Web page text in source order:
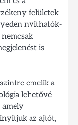
felületek
nyithatók-
is
emelik a
lehetővé
amely
az ajtót,